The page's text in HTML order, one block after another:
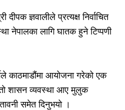
दीपक ज्ञवालीले प्रत्यक्ष निर्वाचित
नेपालका लागि घातक हुने टिप्पणी
काठमाडौंमा आयोजना गरेको एक
शासन व्यवस्था आए मुलुक
समेत दिनुभयो ।